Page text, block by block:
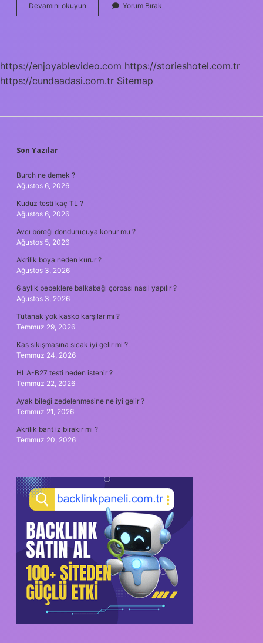
Devamını okuyun
Konuşmak
Yorum Bırak
https://enjoyablevideo.com https://storieshotel.com.tr
https://cundaadasi.com.tr Sitemap
SIDEBAR
Son Yazılar
Burch ne demek ?
Ağustos 6, 2026
Kuduz testi kaç TL ?
Ağustos 6, 2026
Avcı böreği dondurucuya konur mu ?
Ağustos 5, 2026
Akrilik boya neden kurur ?
Ağustos 3, 2026
6 aylık bebeklere balkabağı çorbası nasıl yapılır ?
Ağustos 3, 2026
Tutanak yok kasko karşılar mı ?
Temmuz 29, 2026
Kas sıkışmasına sıcak iyi gelir mi ?
Temmuz 24, 2026
HLA-B27 testi neden istenir ?
Temmuz 22, 2026
Ayak bileği zedelenmesine ne iyi gelir ?
Temmuz 21, 2026
Akrilik bant iz bırakır mı ?
Temmuz 20, 2026